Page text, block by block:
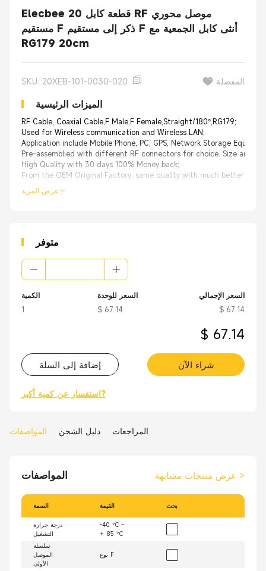
Elecbee 20 قطعة كابل RF موصل محوري
مستقيم F ذكر إلى مستقيم F أنثى كابل الجمعية مع
RG179 20cm
SKU: 20XEB-101-0030-020 المفضلة
الميزات الرئيسية
RF Cable, Coaxial Cable,F Male,F Female,Straight/180°,RG179;
Used for Wireless communication and Wireless LAN;
Application include Mobile Phone, PC, GPS, Network Storage
Pre-assemblied with different RF connectors for choice. Size and
High Quality with 30 days 100% Money back;
From the OEM Original Factory, same quality with much better price.
عرض المزيد
متوفر
الكمية
1
السعر للوحدة
$ 67.14
السعر الإجمالي
$ 67.14
$ 67.14
إضافة إلى السلة شراء الآن
استفسار عن كمية أكبر?
المواصفات دليل الشحن المراجعات
المواصفات >
السمة القيمة بحث
درجة حرارة
التشغيل
-40 °C ~
+ 85 °C
سلسلة
الموصل
الأولى
نوع F